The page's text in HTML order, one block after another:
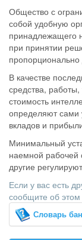
Общество с
собой удобную
принадлежащего
при принятии
В качестве
средства,
стоимость
определяют сами
вкладов и
Минимальный
наемной рабочей
другие
Если у вас есть
сообщите об
Словарь